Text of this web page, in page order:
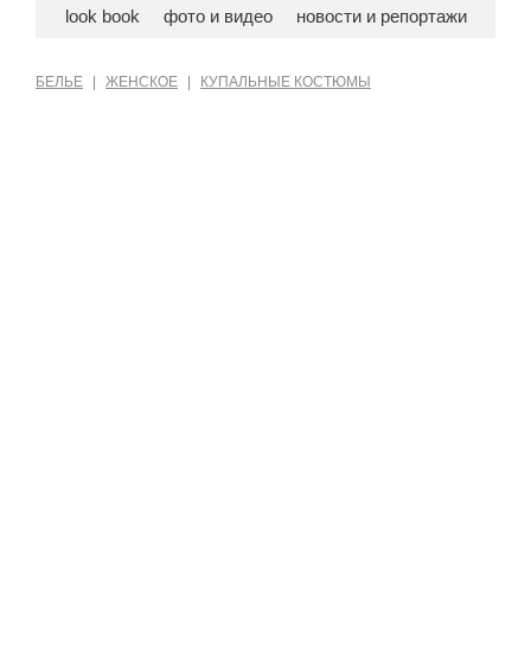
look book
фото и видео новости и репортажи
БЕЛЬЕ ЖЕНСКОЕ КУПАЛЬНЫЕ КОСТЮМЫ